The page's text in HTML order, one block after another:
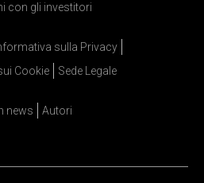
con gli investitori
sulla Privacy
Cookie
Sede Legale
news Autori